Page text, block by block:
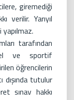
giremediği
verilir. Yarıyıl
tarafından
ve sportif
öğrencilerin
dışında tutulur
sınav hakkı